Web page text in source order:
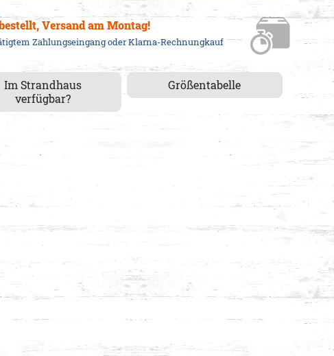
Versand am Montag!
Zahlungseingang oder Klarna-Rechnungkauf
Im Strandhaus
verfügbar?
Größentabelle